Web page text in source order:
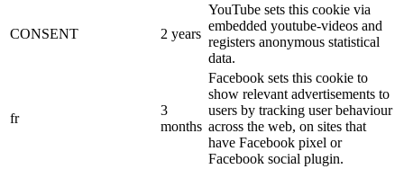
CONSENT 2 years
YouTube sets this cookie via
embedded youtube-videos and
registers anonymous statistical
data.
fr
3
months
Facebook sets this cookie to
show relevant advertisements to
users by tracking user behaviour
across the web, on sites that
have Facebook pixel or
Facebook social plugin.